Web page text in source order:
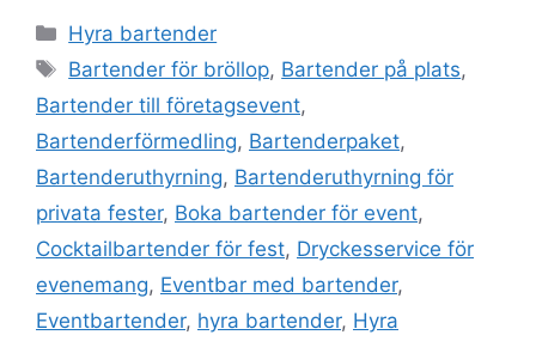
c
e
b
o
o
k
itt
er
ai
l
e
dI
n
s
A
p
p
e
Hyra bartender
Bartender för bröllop, Bartender på plats,
Bartender till företagsevent,
Bartenderförmedling, Bartenderpaket,
Bartenderuthyrning, Bartenderuthyrning för
privata fester, Boka bartender för event,
Cocktailbartender för fest, Dryckesservice för
evenemang, Eventbar med bartender,
Eventbartender, hyra bartender, Hyra